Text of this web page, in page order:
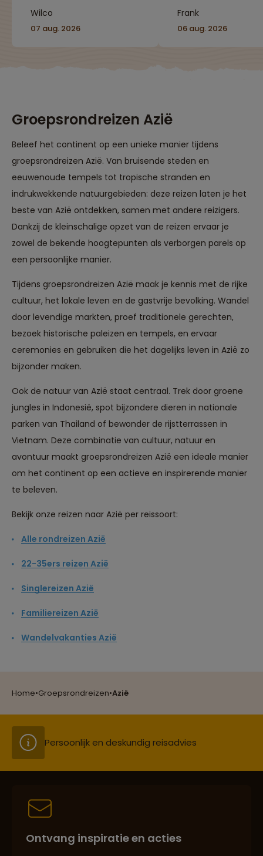
Home•Groepsrondreizen•Azië
Goede organisatie met
Nederlandse en Lokale
Wilco
07 aug. 2026
begrafenis-
in Toraja-land,
Bunaken-eiland."
Frank
06 aug. 2026
Groepsrondreizen Azië
Beleef het continent op een unieke manier tijdens
groepsrondreizen Azië. Van bruisende steden en
eeuwenoude tempels tot tropische stranden en
indrukwekkende natuurgebieden: deze reizen laten je het
beste van Azië ontdekken, samen met andere reizigers.
Dankzij de kleinschalige opzet van de reizen ervaar je
zowel de bekende hoogtepunten als verborgen parels op
een persoonlijke manier.
Tijdens groepsrondreizen Azië maak je kennis met de rijke
cultuur, het lokale leven en de gastvrije bevolking. Wandel
door levendige markten, proef traditionele gerechten,
bezoek historische paleizen en tempels, en ervaar
ceremonies en gebruiken die het dagelijks leven in Azië zo
bijzonder maken.
Ook de natuur van Azië staat centraal. Trek door groene
jungles in Indonesië, spot bijzondere dieren in nationale
parken van Thailand of bewonder de rijstterrassen in
Vietnam. Deze combinatie van cultuur, natuur en
avontuur maakt groepsrondreizen Azië een ideale manier
om het continent op een actieve en inspirerende manier
te beleven.
Bekijk onze reizen naar Azië per reissoort:
Alle rondreizen Azië
22-35ers reizen Azië
Singlereizen Azië
Familiereizen Azië
Wandelvakanties Azië
Persoonlijk en deskundig reisadvies
Best beoordeelde reisroutes
Ontvang inspiratie en acties